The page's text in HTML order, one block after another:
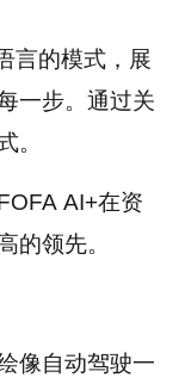
言的模式，展
一步。通过关
。
AI+在资
的领先。
像自动驾驶一